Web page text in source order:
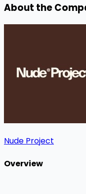
About the
Nude Project
Overview